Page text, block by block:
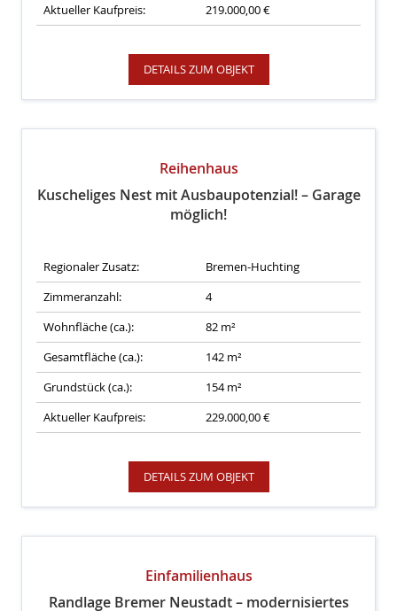
Aktueller Kaufpreis:
219.000,00 €
DETAILS ZUM OBJEKT
Reihenhaus
Kuscheliges Nest mit Ausbaupotenzial! – Garage
möglich!
Regionaler Zusatz:
Bremen-Huchting
Zimmeranzahl:
4
Wohnfläche (ca.):
82 m²
Gesamtfläche (ca.):
142 m²
Grundstück (ca.):
154 m²
Aktueller Kaufpreis:
229.000,00 €
DETAILS ZUM OBJEKT
Einfamilienhaus
Randlage Bremer Neustadt – modernisiertes